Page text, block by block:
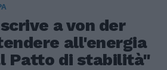
a von der
all'energia
Patto di stabilità"